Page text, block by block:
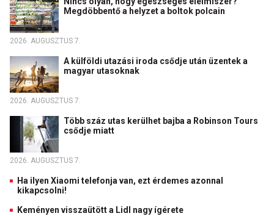
Megdöbbentő a helyzet a boltok polcain
2026. AUGUSZTUS 7.
A külföldi utazási iroda csődje után üzentek a
magyar utasoknak
2026. AUGUSZTUS 7.
Több száz utas kerülhet bajba a Robinson Tours
csődje miatt
2026. AUGUSZTUS 7.
Ha ilyen Xiaomi telefonja van, ezt érdemes azonnal
kikapcsolni!
Keményen visszaütött a Lidl nagy ígérete